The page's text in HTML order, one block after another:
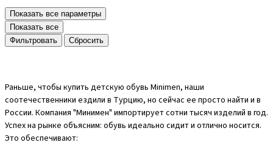
Показать все параметры
Показать все
Cбросить
Раньше, чтобы купить детскую обувь Minimen, наши
соотечественники ездили в Турцию, но сейчас ее просто найти и в
России. Компания "Минимен" импортирует сотни тысяч изделий в год.
Успех на рынке объясним: обувь идеально сидит и отлично носится.
Это обеспечивают: